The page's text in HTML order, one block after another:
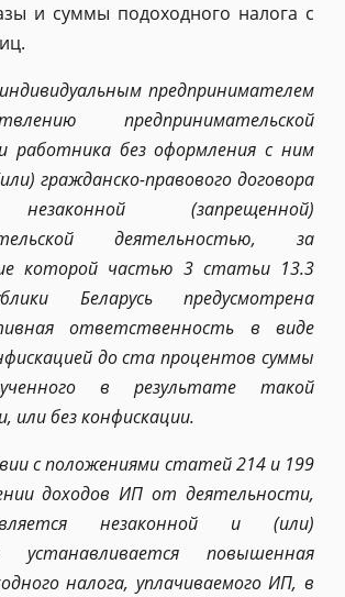
и суммы подоходного налога с
предпринимателем
предпринимательской
работника без оформления с ним
гражданско-правового договора
(запрещенной)
деятельностью, за
которой частью 3 статьи 13.3
Беларусь предусмотрена
ответственность в виде
до ста процентов суммы
в результате такой
или без конфискации.
с положениями статей 214 и 199
доходов ИП от деятельности,
незаконной и (или)
устанавливается повышенная
налога, уплачиваемого ИП, в